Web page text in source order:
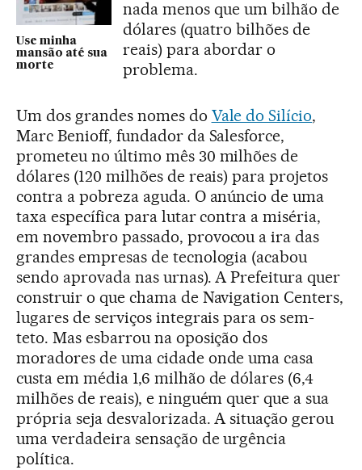
Use minha
mansão até sua
morte
nada menos que um bilhão de
dólares (quatro bilhões de
reais) para abordar o
problema.
Um dos grandes nomes do Vale do Silício,
Marc Benioff, fundador da Salesforce,
prometeu no último mês 30 milhões de
dólares (120 milhões de reais) para projetos
contra a pobreza aguda. O anúncio de uma
taxa específica para lutar contra a miséria,
em novembro passado, provocou a ira das
grandes empresas de tecnologia (acabou
sendo aprovada nas urnas). A Prefeitura quer
construir o que chama de Navigation Centers,
lugares de serviços integrais para os sem-
teto. Mas esbarrou na oposição dos
moradores de uma cidade onde uma casa
custa em média 1,6 milhão de dólares (6,4
milhões de reais), e ninguém quer que a sua
própria seja desvalorizada. A situação gerou
uma verdadeira sensação de urgência
política.